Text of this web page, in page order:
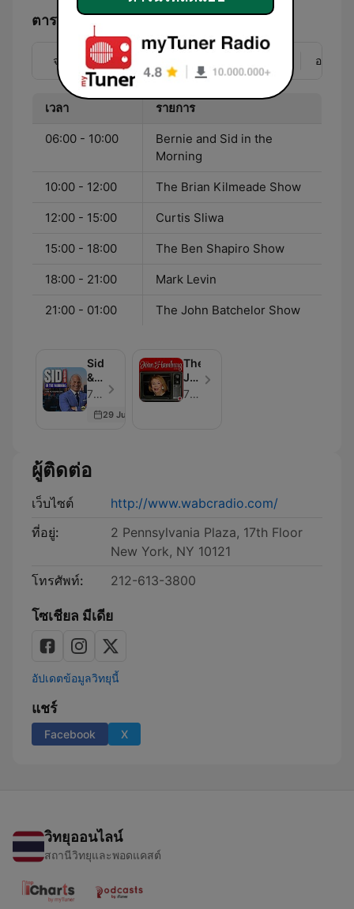
ตารางรายการ
จ. อ. อา.
เวลา รายการ
06:00 - 10:00
Bernie and Sid in the
Morning
10:00 - 12:00 The Brian Kilmeade Show
12:00 - 15:00 Curtis Sliwa
15:00 - 18:00 The Ben Shapiro Show
18:00 - 21:00 Mark Levin
21:00 - 01:00 The John Batchelor Show
Sid
&
Friends
The
77 WABC - ตอน 400
29 Jun 2026
The
Joan
Hamburg
77 WABC
ผู้ติดต่อ
เว็บไซต์
http://www.wabcradio.com/
ที่อยู่:
2 Pennsylvania Plaza, 17th Floor
New York, NY 10121
โทรศัพท์:
212-613-3800
โซเชียล มีเดีย
อัปเดตข้อมูลวิทยุนี้
แชร์
Facebook X
วิทยุออนไลน์
สถานีวิทยุและพอดแคสต์